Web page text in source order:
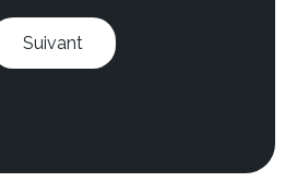
Suivant